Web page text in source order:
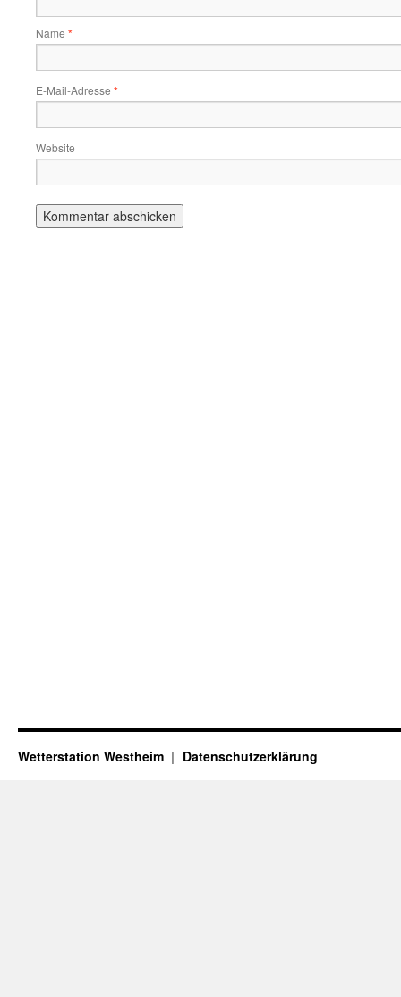
Name *
E-Mail-Adresse *
Website
Wetterstation Westheim Datenschutzerklärung